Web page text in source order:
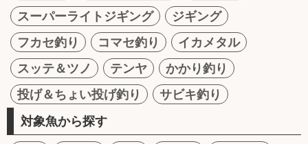
スーパーライトジギング
ジギング
フカセ釣り
コマセ釣り
イカメタル
スッテ＆ツノ
テンヤ
かかり釣り
投げ＆ちょい投げ釣り
サビキ釣り
対象魚から探す